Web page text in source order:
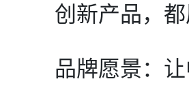
创新产品，
品牌愿景：